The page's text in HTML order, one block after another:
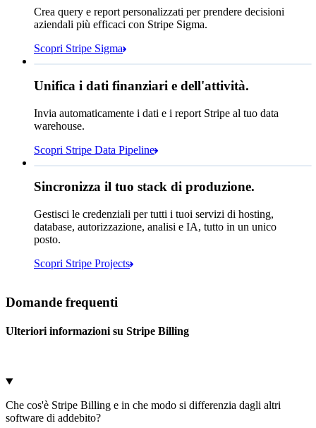
id,
email,
3 righe nascoste
fromcustomers
where shipping_address_country = 'FR'
Ne vedo 783 in Sigma:
https://dashboard.stripe.com/quer...
Crea query e report personalizzati per prendere decisioni
aziendali più efficaci con Stripe Sigma.
Scopri Stripe Sigma
Seleziona la destinazione di archiviazione dei
dati
Databricks Amazon S3
Microsoft Azure Google Cloud Storage
Unifica i dati finanziari e dell'attività.
Invia automaticamente i dati e i report Stripe al tuo data
warehouse.
Scopri Stripe Data Pipeline
Sincronizza il tuo stack di produzione.
Gestisci le credenziali per tutti i tuoi servizi di hosting,
database, autorizzazione, analisi e IA, tutto in un unico
posto.
Scopri Stripe Projects
Domande frequenti
Ulteriori informazioni su Stripe Billing
Che cos'è Stripe Billing e in che modo si differenzia dagli altri
software di addebito?